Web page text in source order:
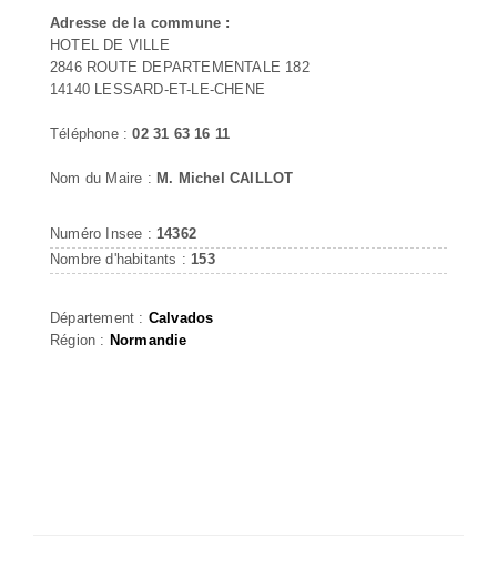
Adresse de la commune :
HOTEL DE VILLE
2846 ROUTE DEPARTEMENTALE 182
14140 LESSARD-ET-LE-CHENE
Téléphone :02 31 63 16 11
Nom du Maire : M. Michel CAILLOT
Numéro Insee : 14362
Nombre d'habitants : 153
Département : Calvados
Région : Normandie